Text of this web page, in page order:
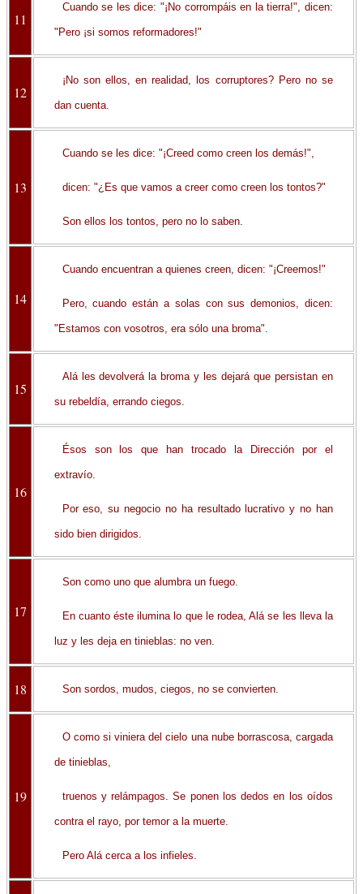
11
Cuando se les dice: "¡No corrompáis en la tierra!", dicen:
"Pero ¡si somos reformadores!"
12
¡No son ellos, en realidad, los corruptores? Pero no se
dan cuenta.
13
Cuando se les dice: "¡Creed como creen los demás!",
dicen: "¿Es que vamos a creer como creen los tontos?"
Son ellos los tontos, pero no lo saben.
14
Cuando encuentran a quienes creen, dicen: "¡Creemos!"
Pero, cuando están a solas con sus demonios, dicen:
"Estamos con vosotros, era sólo una broma".
15
Alá les devolverá la broma y les dejará que persistan en
su rebeldía, errando ciegos.
16
Ésos son los que han trocado la Dirección por el
extravío.
Por eso, su negocio no ha resultado lucrativo y no han
sido bien dirigidos.
17
Son como uno que alumbra un fuego.
En cuanto éste ilumina lo que le rodea, Alá se les lleva la
luz y les deja en tinieblas: no ven.
18 Son sordos, mudos, ciegos, no se convierten.
19
O como si viniera del cielo una nube borrascosa, cargada
de tinieblas,
truenos y relámpagos. Se ponen los dedos en los oídos
contra el rayo, por temor a la muerte.
Pero Alá cerca a los infieles.